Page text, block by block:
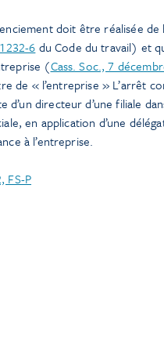
doit être réalisée
6 du Code du travail) et
(Cass. Soc., 7
de « l’entreprise » L’arrêt
d’un directeur d’une filiale
en application d’une
à l’entreprise.
FS-P